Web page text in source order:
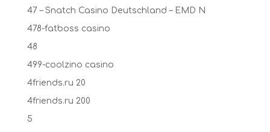
47 – Snatch Casino Deutschland – EMD N
478-fatboss casino
48
499-coolzino casino
4friends.ru 20
4friends.ru 200
5